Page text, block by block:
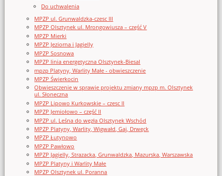
Do uchwalenia
MPZP ul. Grunwaldzka-czesc III
MPZP Olsztynek ul. Mrongowiusza – część V
MPZP Mierki
MPZP Jeziorna i Jagielly
MPZP Sosnowa
MPZP linia energetyczna Olsztynek-Biesal
mpzp Platyny, Warlity Małe - obwieszczenie
MPZP Świerkocin
Obwieszczenie w sprawie projektu zmiany mpzp m. Olsztynek
ul. Słoneczna
MPZP Lipowo Kurkowskie – czesc II
MPZP Jemiołowo – część II
MPZP ul. Leśna do węzła Olsztynek Wschód
MPZP Platyny, Warlity, Wigwałd, Gaj, Drwęck
MPZP Łutynowo
MPZP Pawłowo
MPZP Jagielly, Strazacka, Grunwaldzka, Mazurska, Warszawska
MPZP Platyny i Warlity Małe
MPZP Olsztynek ul. Poranna